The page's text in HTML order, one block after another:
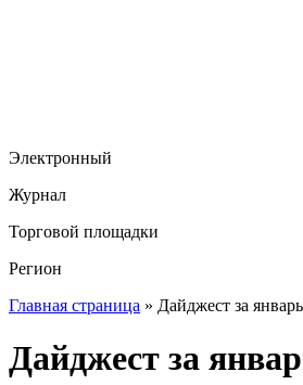
Электронный
Журнал
Торговой площадки
Регион
Главная страница » Дайджест за
Дайджест за